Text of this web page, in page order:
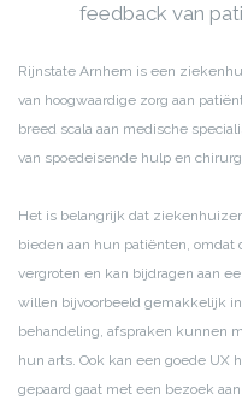
feedback van
Rijnstate Arnhem is een
van hoogwaardige zorg aan
breed scala aan medische
van spoedeisende hulp en
Het is belangrijk dat
bieden aan hun patiënten,
vergroten en kan bijdragen aan
willen bijvoorbeeld gemakkelijk
behandeling, afspraken kunnen
hun arts. Ook kan een goede UX
gepaard gaat met een bezoek